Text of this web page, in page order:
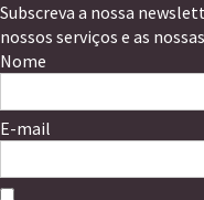
Subscreva a nossa
nossos serviços e as
Nome
E-mail